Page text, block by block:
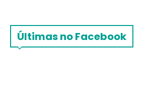
Últimas no Facebook